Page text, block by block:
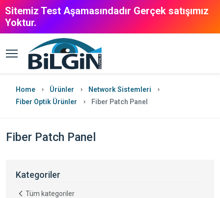
Sitemiz Test Aşamasındadır Gerçek satışımız
Yoktur.
Home Ürünler
Network Sistemleri
Fiber Optik Ürünler
Fiber Patch Panel
Fiber Patch Panel
Kategoriler
Tüm kategoriler